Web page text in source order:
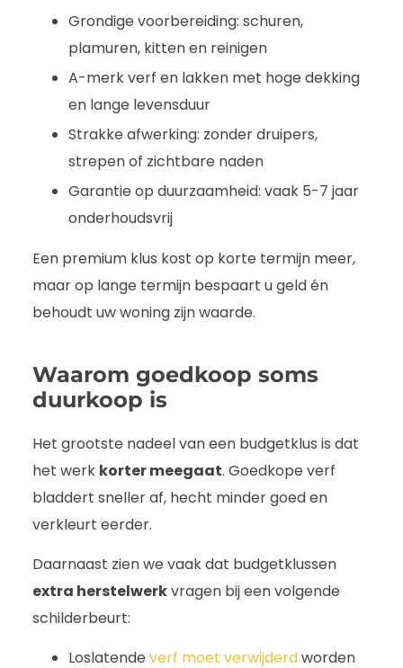
Grondige voorbereiding: schuren,
plamuren, kitten en reinigen
A-merk verf en lakken met hoge dekking
en lange levensduur
Strakke afwerking: zonder druipers,
strepen of zichtbare naden
Garantie op duurzaamheid: vaak 5-7 jaar
onderhoudsvrij
Een premium klus kost op korte termijn meer,
maar op lange termijn bespaart u geld én
behoudt uw woning zijn waarde.
Waarom goedkoop soms
duurkoop is
Het grootste nadeel van een budgetklus is dat
het werk korter meegaat. Goedkope verf
bladdert sneller af, hecht minder goed en
verkleurt eerder.
Daarnaast zien we vaak dat budgetklussen
extra herstelwerkvragen bij een volgende
schilderbeurt:
Loslatende verf moet verwijderdworden